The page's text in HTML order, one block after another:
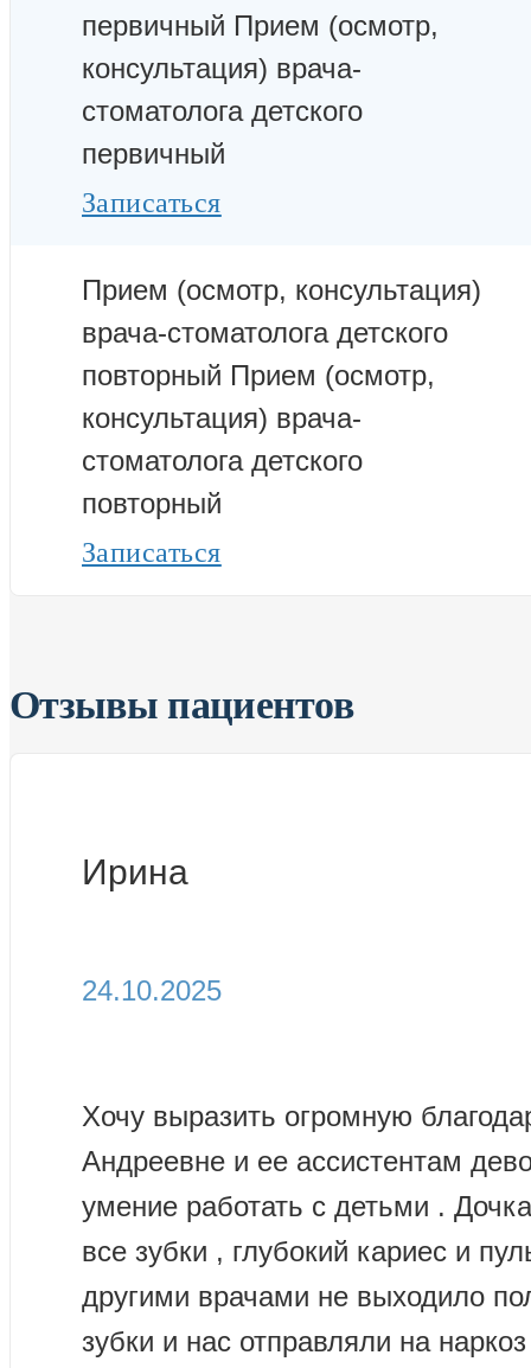
первичный Прием (осмотр,
консультация) врача-
стоматолога детского
первичный
Записаться
Прием (осмотр, консультация)
врача-стоматолога детского
повторный Прием (осмотр,
консультация) врача-
стоматолога детского
повторный
Записаться
Отзывы пациентов
Ирина
24.10.2025
Хочу выразить огромную
Андреевне и ее ассистентам
умение работать с детьми .
все зубки , глубокий кариес и
другими врачами не выходило
зубки и нас отправляли на